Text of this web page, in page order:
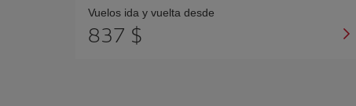
Vuelos ida y vuelta desde
837 $